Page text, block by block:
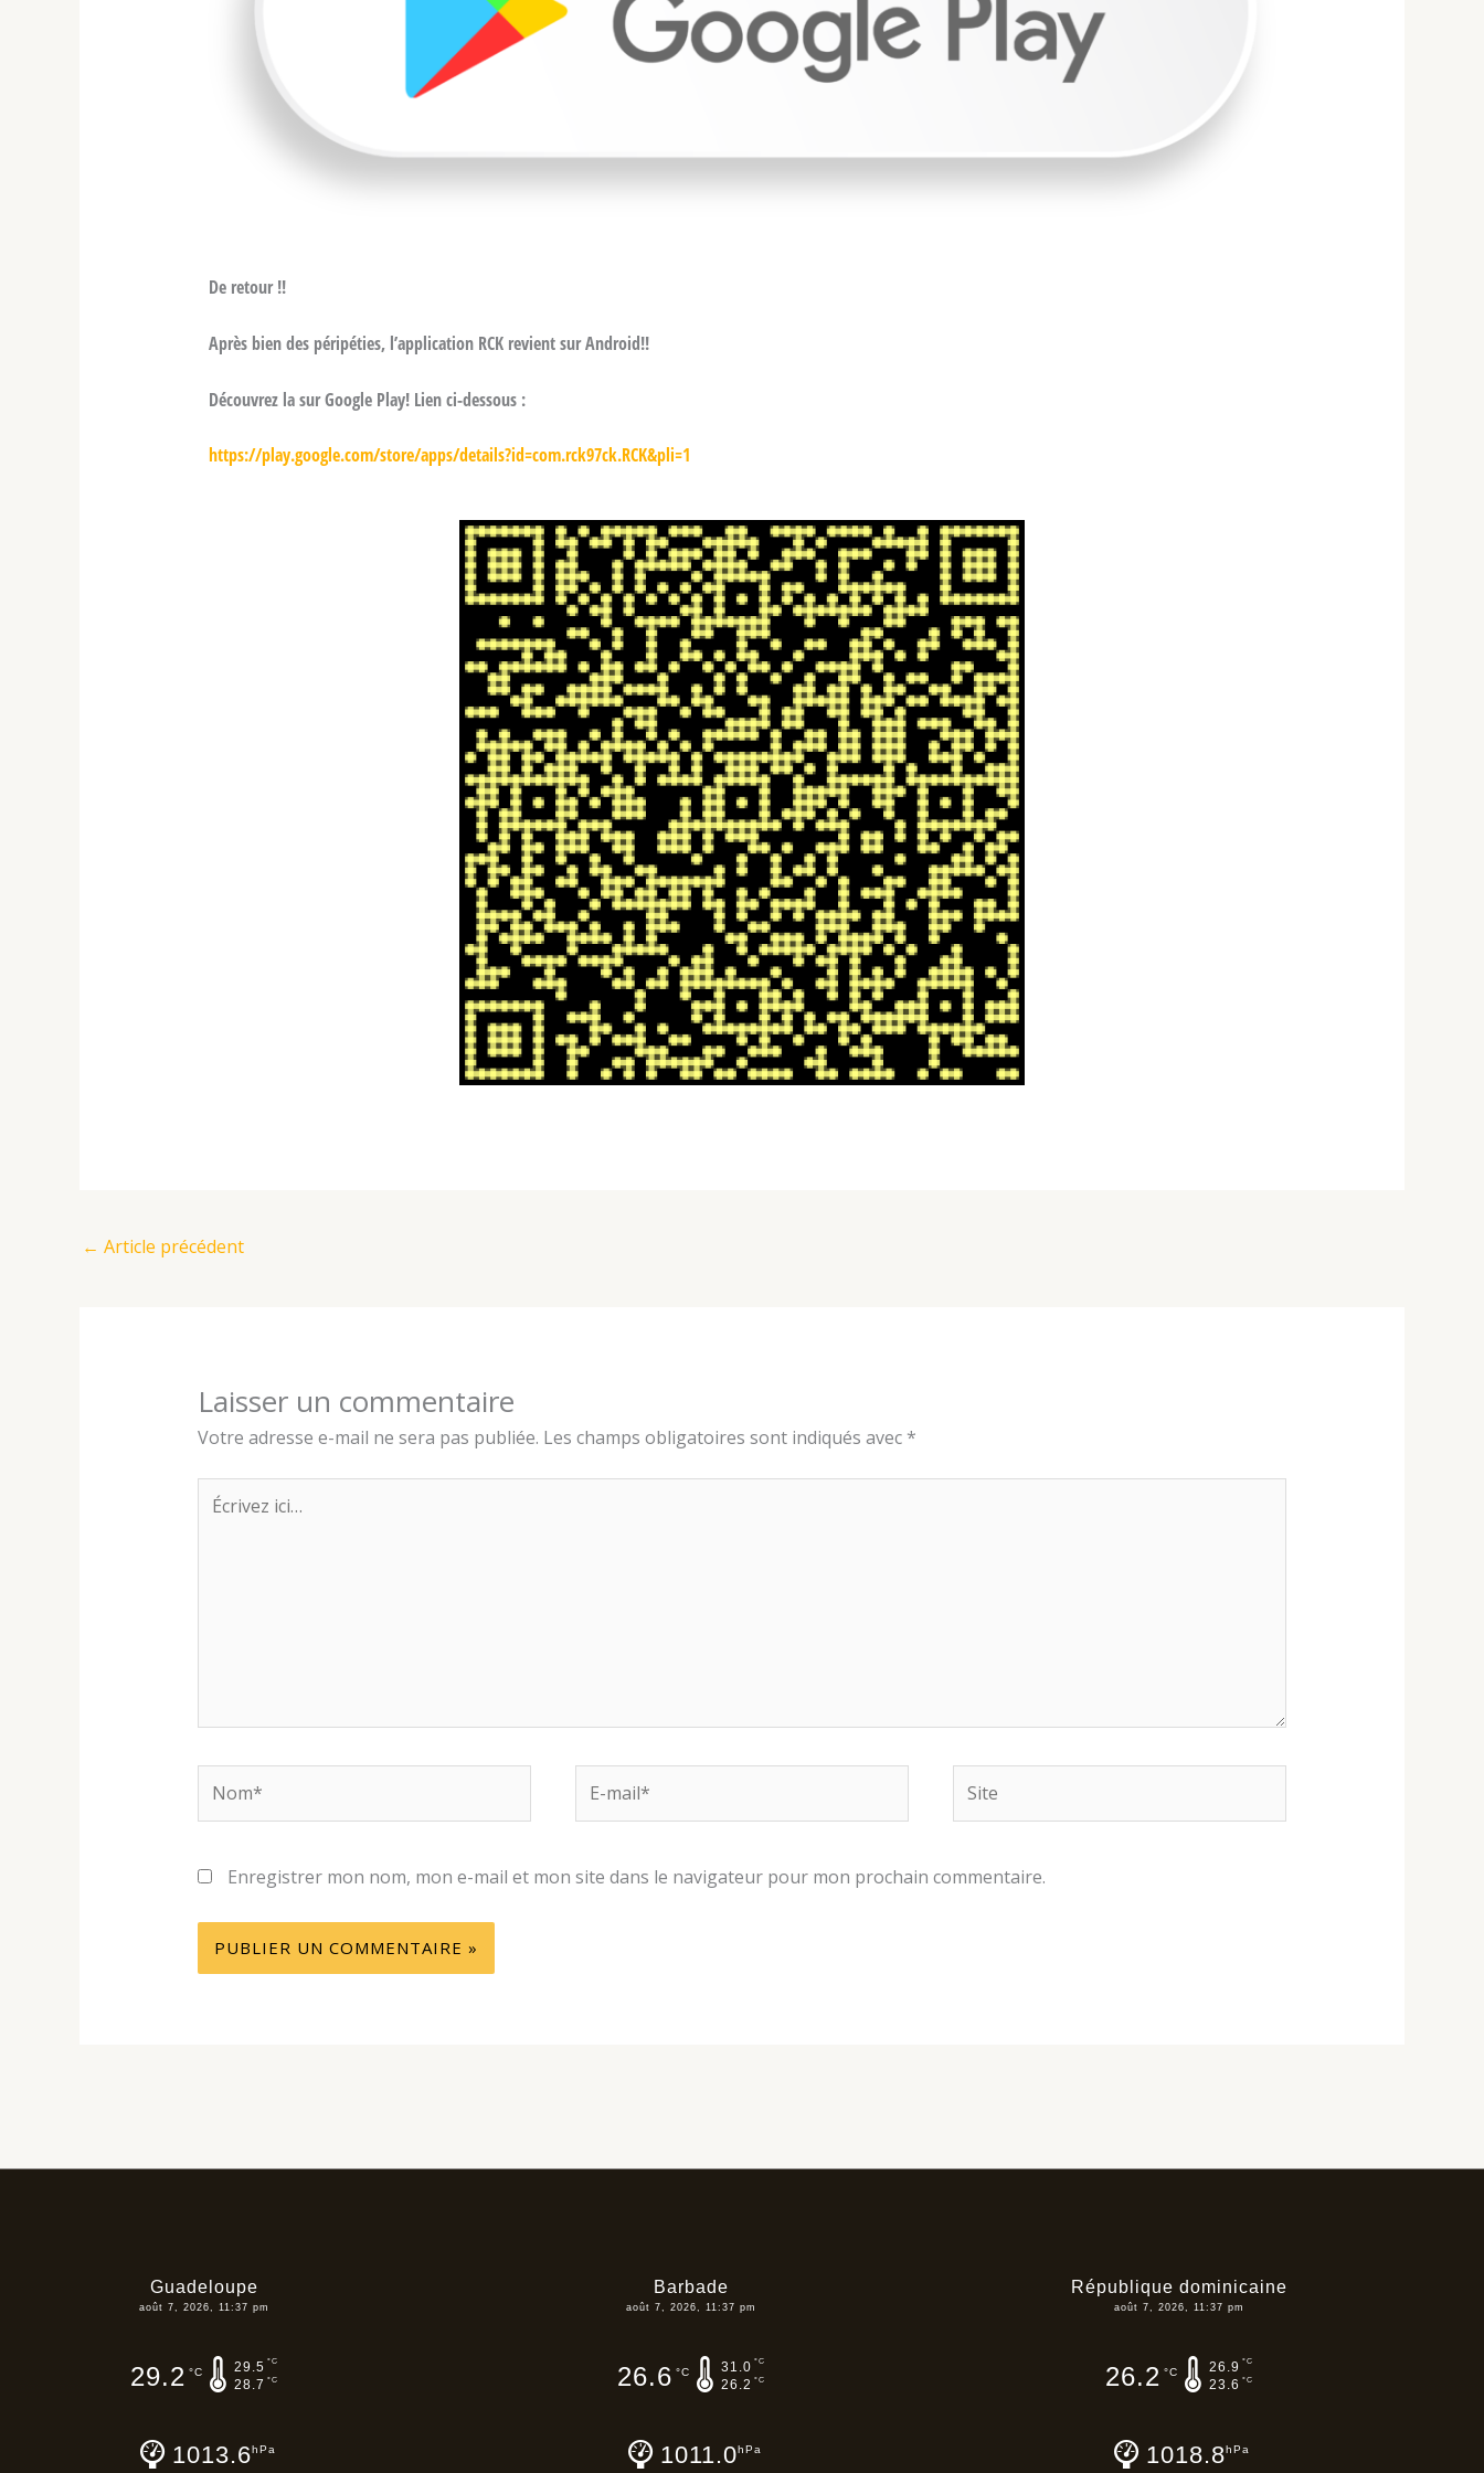
De retour !!
Après bien des péripéties, l’application RCK revient sur Android!!
Découvrez la sur Google Play! Lien ci-dessous :
https://play.google.com/store/apps/details?id=com.rck97ck.RCK&pli=1
← Article précédent
Laisser un commentaire
Votre adresse e-mail ne sera pas publiée. Les champs obligatoires sont indiqués avec *
Écrivez
ici…
mail*
Enregistrer mon nom, mon e-mail et mon site dans le navigateur pour mon prochain commentaire.
Guadeloupe
août 7, 2026, 11:37 pm
29.2 °C 29.5 °C
28.7 °C
1013.6hPa
Barbade
août 7, 2026, 11:37 pm
26.6 °C 31.0 °C
26.2 °C
1011.0hPa
République dominicaine
août 7, 2026, 11:37 pm
26.2 °C 26.9 °C
23.6 °C
1018.8hPa